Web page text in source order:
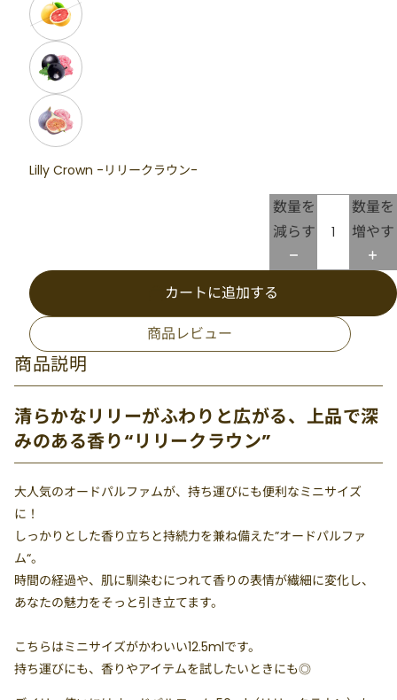
Lilly Crown -リリークラウン-
数量を
減らす
数量を
増やす
カートに追加する
商品レビュー
商品説明
清らかなリリーがふわりと広がる、上品で深
みのある香り“リリークラウン”
大人気のオードパルファムが、持ち運びにも便利なミニサイズ
に！
しっかりとした香り立ちと持続力を兼ね備えた”オードパルファ
ム“。
時間の経過や、肌に馴染むにつれて香りの表情が繊細に変化し、
あなたの魅力をそっと引き立てます。
こちらはミニサイズがかわいい12.5mlです。
持ち運びにも、香りやアイテムを試したいときにも◎